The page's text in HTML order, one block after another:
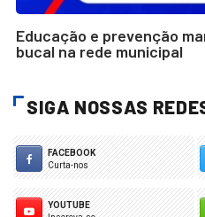
Educação e prevenção
bucal na rede municipal
SIGA NOSSAS
FACEBOOK
Curta-nos
YOUTUBE